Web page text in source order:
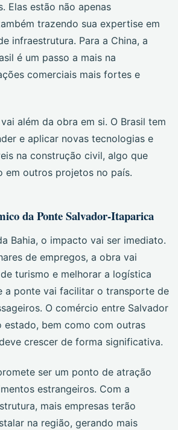
Elas estão não apenas
trazendo sua expertise em
infraestrutura. Para a China, a
é um passo a mais na
comerciais mais fortes e
além da obra em si. O Brasil tem
e aplicar novas tecnologias e
na construção civil, algo que
em outros projetos no país.
da Ponte Salvador-Itaparica
Bahia, o impacto vai ser imediato.
de empregos, a obra vai
turismo e melhorar a logística
a ponte vai facilitar o transporte de
O comércio entre Salvador
estado, bem como com outras
crescer de forma significativa.
ser um ponto de atração
estrangeiros. Com a
mais empresas terão
na região, gerando mais